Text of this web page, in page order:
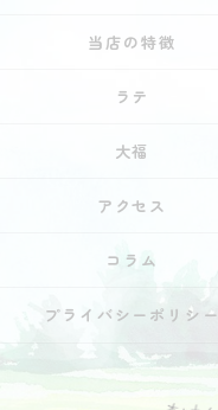
当店の特徴
ラテ
大福
アクセス
コラム
プライバシーポリシー